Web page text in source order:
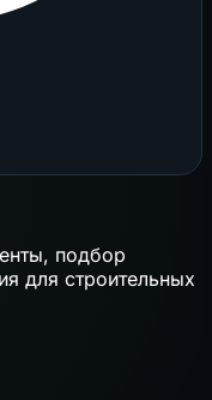
подбор
для строительных